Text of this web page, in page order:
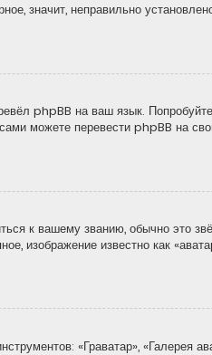
значит, неправильно
phpBB на ваш язык.
можете перевести phpBB на
к вашему званию, обычно это
изображение известно как
«Граватар», «Галерея